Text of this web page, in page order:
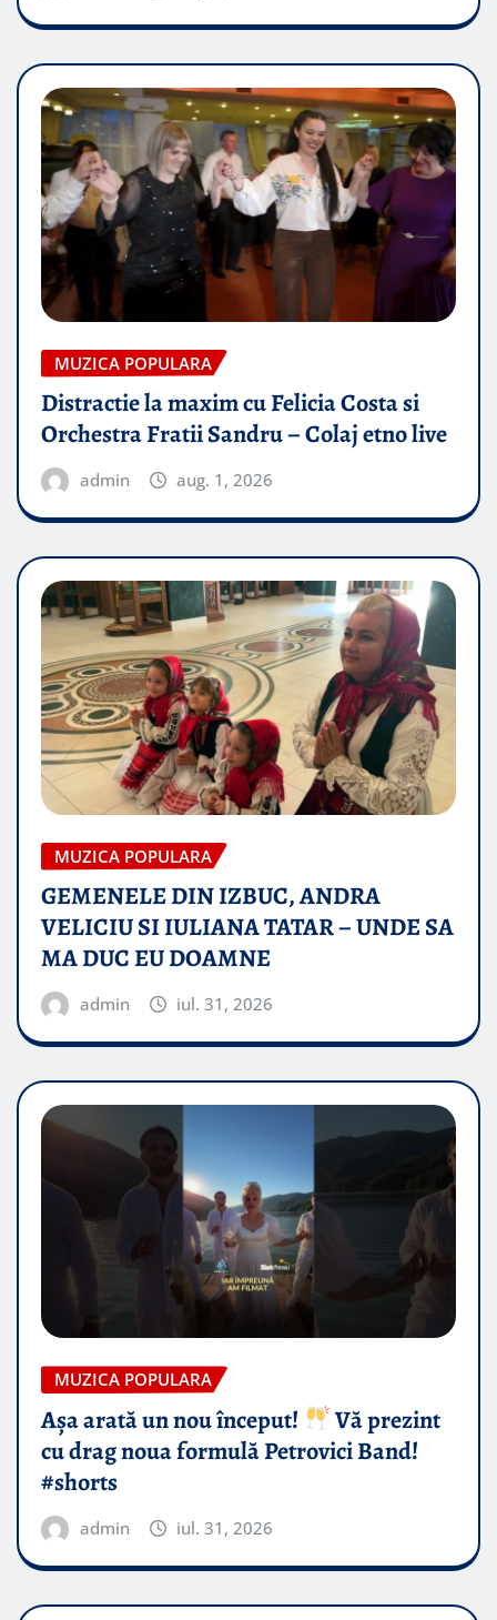
MUZICA POPULARA
Distractie la maxim cu Felicia Costa si
Orchestra Fratii Sandru – Colaj etno live
admin aug. 1, 2026
MUZICA POPULARA
GEMENELE DIN IZBUC, ANDRA
VELICIU SI IULIANA TATAR – UNDE SA
MA DUC EU DOAMNE
admin iul. 31, 2026
MUZICA POPULARA
Așa arată un nou început!
Vă prezint
cu drag noua formulă Petrovici Band!
#shorts
admin iul. 31, 2026